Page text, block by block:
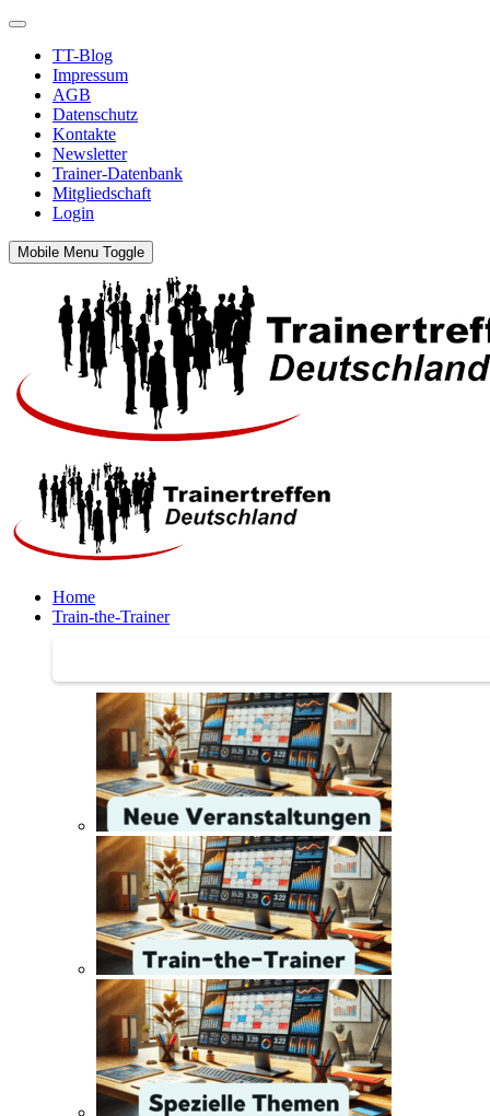
TT-Blog
Impressum
AGB
Datenschutz
Kontakte
Newsletter
Trainer-Datenbank
Mitgliedschaft
Login
Mobile Menu Toggle
Home
Train-the-Trainer